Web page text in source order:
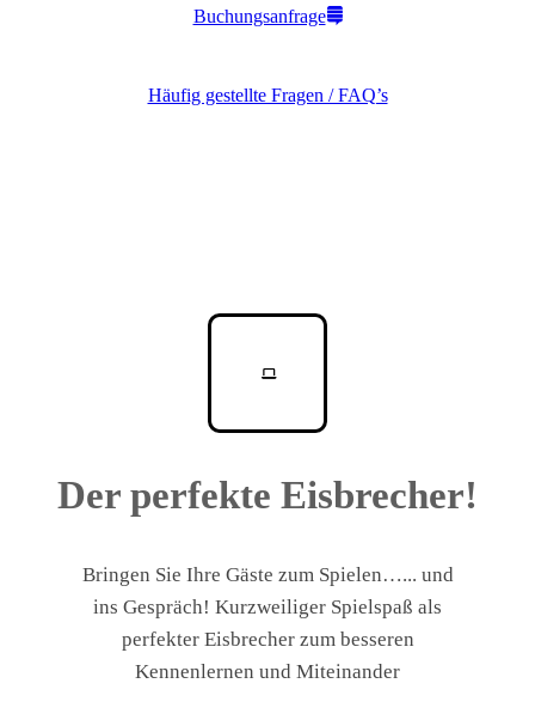
Buchungsanfrage
Häufig gestellte Fragen / FAQ’s
Der perfekte Eisbrecher!
Bringen Sie Ihre Gäste zum Spielen…... und
ins Gespräch! Kurzweiliger Spielspaß als
perfekter Eisbrecher zum besseren
Kennenlernen und Miteinander